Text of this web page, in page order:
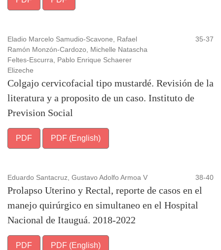
Eladio Marcelo Samudio-Scavone, Rafael
Ramón Monzón-Cardozo, Michelle Natascha
Feltes-Escurra, Pablo Enrique Schaerer
Elizeche
35-37
Colgajo cervicofacial tipo mustardé. Revisión de la
literatura y a proposito de un caso. Instituto de
Prevision Social
PDF PDF (English)
Eduardo Santacruz, Gustavo Adolfo Armoa V 38-40
Prolapso Uterino y Rectal, reporte de casos en el
manejo quirúrgico en simultaneo en el Hospital
Nacional de Itauguá. 2018-2022
PDF PDF (English)